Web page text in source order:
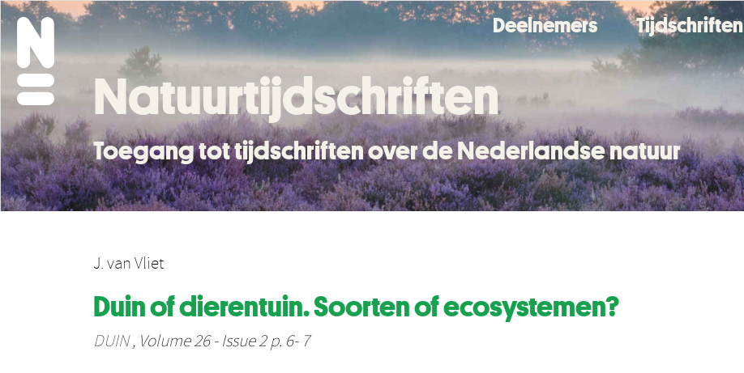
Deelnemers Tijdschriften
Natuurtijdschriften
Toegang tot tijdschriften over de Nederlandse natuur
J. van Vliet
Duin of dierentuin. Soorten of ecosystemen?
DUIN, Volume 26 - Issue 2 p. 6- 7